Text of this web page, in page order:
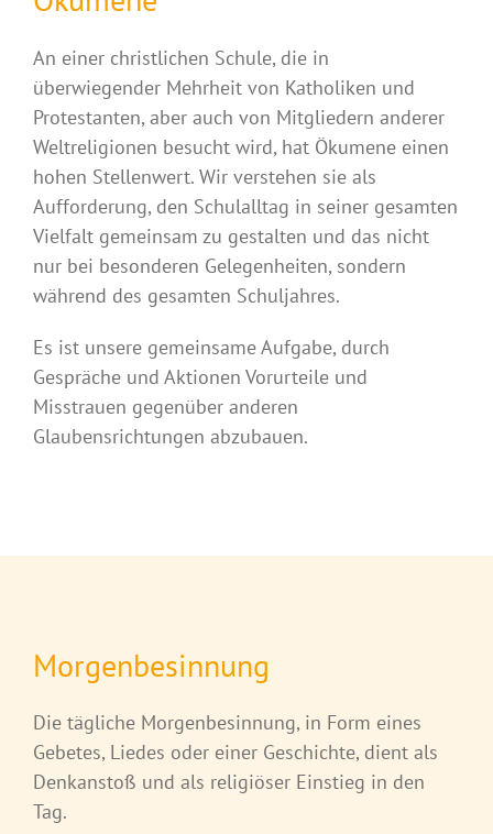
An einer christlichen Schule, die in
überwiegender Mehrheit von Katholiken und
Protestanten, aber auch von Mitgliedern anderer
Weltreligionen besucht wird, hat Ökumene einen
hohen Stellenwert. Wir verstehen sie als
Aufforderung, den Schulalltag in seiner gesamten
Vielfalt gemeinsam zu gestalten und das nicht
nur bei besonderen Gelegenheiten, sondern
während des gesamten Schuljahres.
Es ist unsere gemeinsame Aufgabe, durch
Gespräche und Aktionen Vorurteile und
Misstrauen gegenüber anderen
Glaubensrichtungen abzubauen.
Morgenbesinnung
Die tägliche Morgenbesinnung, in Form eines
Gebetes, Liedes oder einer Geschichte, dient als
Denkanstoß und als religiöser Einstieg in den
Tag.